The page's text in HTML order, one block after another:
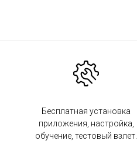
Бесплатная установка
приложения, настройка,
обучение, тестовый взлет.